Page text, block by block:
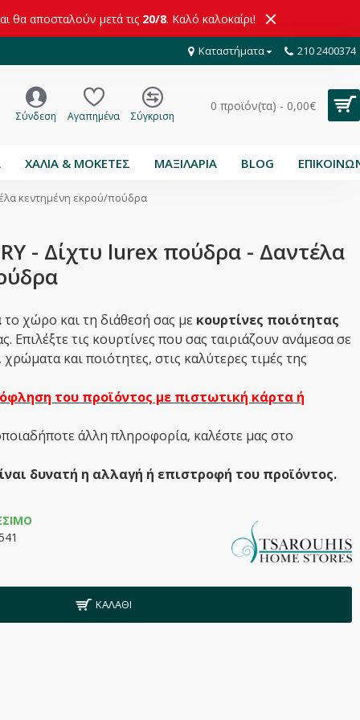
θα αποσταλούν μετά τις 20/8. Καλό καλοκαίρι!
Καταστήματα 210 2400374
Σύνδεση Αγαπημένα Σύγκριση
0 προϊόν(τα) - 0,00€
ΧΑΛΙΑ & ΜΟΚΕΤΕΣ ΜΑΞΙΛΑΡΙΑ BLOG
κεντημένη εκρού/πούδρα
- Δίχτυ lurex πούδρα - Δαντέλα
το χώρο και τη διάθεσή σας με κουρτίνες ποιότητας
τις κουρτίνες που σας ταιριάζουν ανάμεσα σε
χρώματα και ποιότητες, στις καλύτερες τιμές της
του προϊόντος με πιστωτική κάρτα ή
άλλη πληροφορία, καλέστε μας στο
δυνατή η αλλαγή ή επιστροφή του προϊόντος.
ΚΑΛΆΘΙ